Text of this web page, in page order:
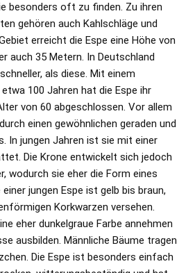
besonders oft zu finden. Zu ihren
gehören auch Kahlschläge und
erreicht die Espe eine Höhe von
auch 35 Metern. In Deutschland
als diese. Mit einem
100 Jahren hat die Espe ihr
von 60 abgeschlossen. Vor allem
einen gewöhnlichen geraden und
In jungen Jahren ist sie mit einer
Die Krone entwickelt sich jedoch
wodurch sie eher die Form eines
jungen Espe ist gelb bis braun,
Korkwarzen versehen.
eher dunkelgraue Farbe annehmen
ausbilden. Männliche Bäume tragen
Die Espe ist besonders einfach